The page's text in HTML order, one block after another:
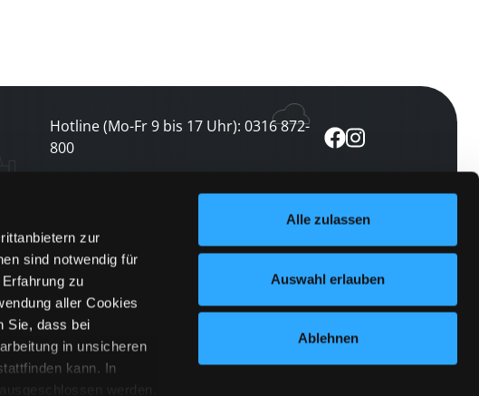
zur
sind notwendig für
zu
aller Cookies
Sie, dass bei
in unsicheren
kann. In
werden.
Alle zulassen
Auswahl erlauben
Ablehnen
Hotline (Mo-Fr 9 bis 17 Uhr): 0316 872-
800
Newsletter abonnieren
und keine Veranstaltung verpassen
jetzt abonnieren